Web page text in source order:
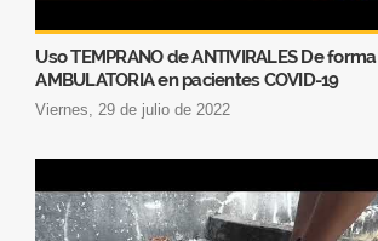
Uso TEMPRANO de ANTIVIRALES De forma
AMBULATORIA en pacientes COVID-19
viernes, 29 de julio de 2022